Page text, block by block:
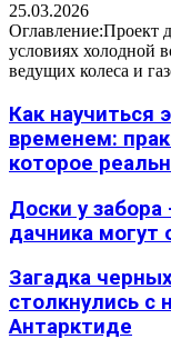
25.03.2026
Оглавление:Проект
условиях холодной
ведущих колеса и
Как научиться
временем:
которое
Доски у
дачника могут
Загадка
столкнулись
Антарктиде